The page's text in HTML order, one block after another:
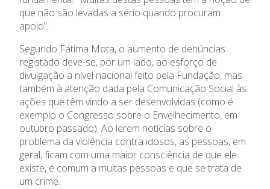
que não são levadas a sério quando procuram
apoio”.
Segundo Fátima Mota, o aumento de denúncias
registado deve-se, por um lado, ao esforço de
divulgação a nível nacional feito pela Fundação, mas
também à atenção dada pela Comunicação Social às
ações que têm vindo a ser desenvolvidas (como é
exemplo o Congresso sobre o Envelhecimento, em
outubro passado). Ao lerem notícias sobre o
problema da violência contra idosos, as pessoas, em
geral, ficam com uma maior consciência de que ele
existe, é comum a muitas pessoas e que se trata de
um crime.